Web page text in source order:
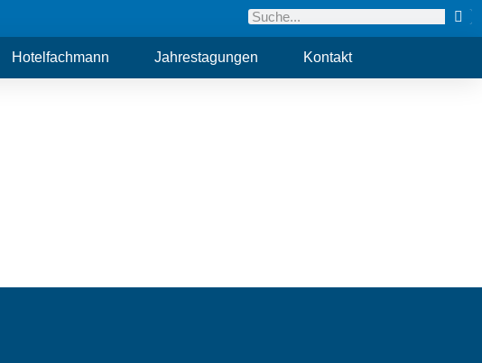
Hotelfachmann Jahrestagungen Kontakt